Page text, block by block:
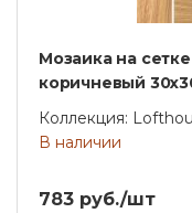
Мозаика на
коричневый
Коллекция:
В наличии
783 руб./шт